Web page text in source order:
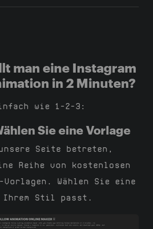
man eine Instagram
in 2 Minuten?
wie 1-2-3:
Sie eine Vorlage
Seite betreten,
Reihe von kostenlosen
Vorlagen. Wählen Sie eine
Stil passt.